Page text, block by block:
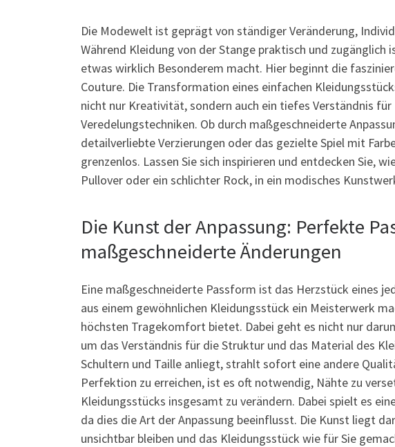
Die Modewelt ist geprägt von ständiger Veränderung,
Während Kleidung von der Stange praktisch und
etwas wirklich Besonderem macht. Hier beginnt die
Couture. Die Transformation eines einfachen
nicht nur Kreativität, sondern auch ein tiefes Verständnis
Veredelungstechniken. Ob durch maßgeschneiderte
detailverliebte Verzierungen oder das gezielte Spiel mit
grenzenlos. Lassen Sie sich inspirieren und entdecken Sie,
Pullover oder ein schlichter Rock, in ein modisches
Die Kunst der Anpassung: Perfekte
maßgeschneiderte Änderungen
Eine maßgeschneiderte Passform ist das Herzstück eines
aus einem gewöhnlichen Kleidungsstück ein Meisterwerk
höchsten Tragekomfort bietet. Dabei geht es nicht nur
um das Verständnis für die Struktur und das Material des
Schultern und Taille anliegt, strahlt sofort eine andere
Perfektion zu erreichen, ist es oft notwendig, Nähte zu
Kleidungsstücks insgesamt zu verändern. Dabei spielt es
da dies die Art der Anpassung beeinflusst. Die Kunst liegt
unsichtbar bleiben und das Kleidungsstück wie für Sie